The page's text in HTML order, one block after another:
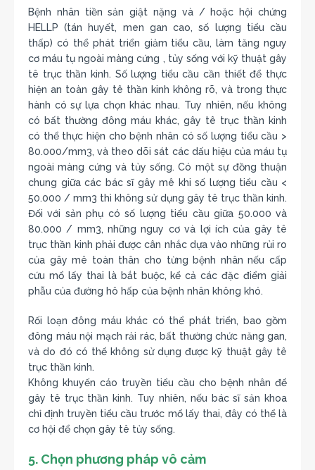
Bệnh nhân tiền sản giật nặng và / hoặc hội chứng
HELLP (tán huyết, men gan cao, số lượng tiểu cầu
thấp) có thể phát triển giảm tiểu cầu, làm tăng nguy
cơ máu tụ ngoài màng cứng , tủy sống với kỹ thuật gây
tê trục thần kinh. Số lượng tiểu cầu cần thiết để thực
hiện an toàn gây tê thần kinh không rõ, và trong thực
hành có sự lựa chọn khác nhau. Tuy nhiên, nếu không
có bất thường đông máu khác, gây tê trục thần kinh
có thể thực hiện cho bệnh nhân có số lượng tiểu cầu >
80.000/mm3, và theo dõi sát các dấu hiệu của máu tụ
ngoài màng cứng và tủy sống. Có một sự đồng thuận
chung giữa các bác sĩ gây mê khi số lượng tiểu cầu <
50.000 / mm3 thì không sử dụng gây tê trục thần kinh.
Đối với sản phụ có số lượng tiểu cầu giữa 50.000 và
80.000 / mm3, những nguy cơ và lợi ích của gây tê
trục thần kinh phải được cân nhắc dựa vào những rủi ro
của gây mê toàn thân cho từng bệnh nhân nếu cấp
cứu mổ lấy thai là bắt buộc, kể cả các đặc điểm giải
phẫu của đường hô hấp của bệnh nhân không khó.
Rối loạn đông máu khác có thể phát triển, bao gồm
đông máu nội mạch rải rác, bất thường chức năng gan,
và do đó có thể không sử dụng được kỹ thuật gây tê
trục thần kinh.
Không khuyến cáo truyền tiểu cầu cho bệnh nhân để
gây tê trục thần kinh. Tuy nhiên, nếu bác sĩ sản khoa
chỉ định truyền tiểu cầu trước mổ lấy thai, đây có thể là
cơ hội để chọn gây tê tủy sống.
5. Chọn phương pháp vô cảm